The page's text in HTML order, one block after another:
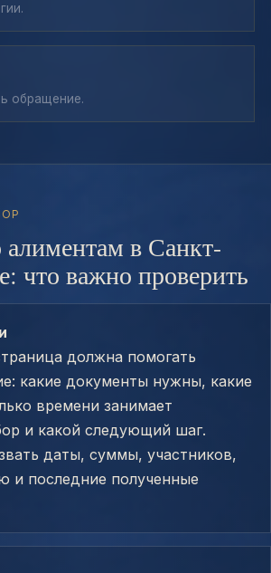
обращение.
в Санкт-
что важно проверить
должна помогать
какие документы нужны, какие
времени занимает
и какой следующий шаг.
даты, суммы, участников,
и последние полученные